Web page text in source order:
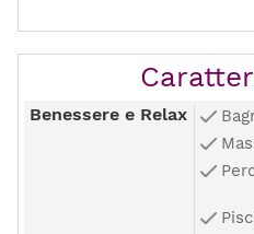
Benessere e Relax